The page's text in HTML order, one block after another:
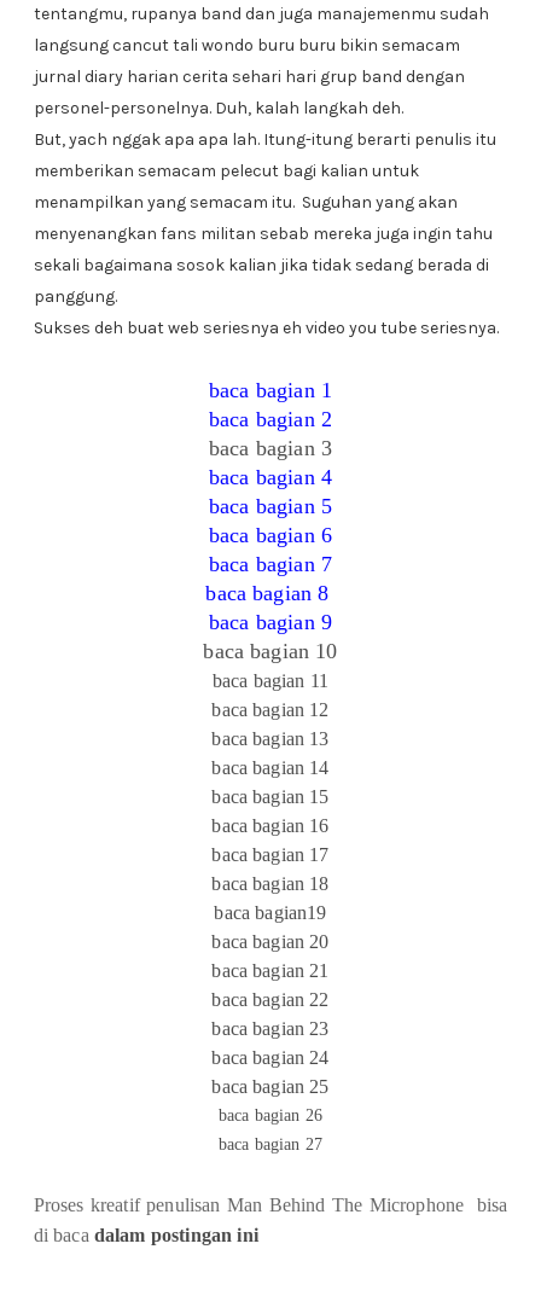
tentangmu, rupanya band dan juga manajemenmu sudah
langsung cancut tali wondo buru buru bikin semacam
jurnal diary harian cerita sehari hari grup band dengan
personel-personelnya. Duh, kalah langkah deh.
But, yach nggak apa apa lah. Itung-itung berarti penulis itu
memberikan semacam pelecut bagi kalian untuk
menampilkan yang semacam itu. Suguhan yang akan
menyenangkan fans militan sebab mereka juga ingin tahu
sekali bagaimana sosok kalian jika tidak sedang berada di
panggung.
Sukses deh buat web seriesnya eh video you tube seriesnya.
baca bagian 1
baca bagian 2
baca bagian 3
baca bagian 4
baca bagian 5
baca bagian 6
baca bagian 7
baca bagian 8
baca bagian 9
baca bagian 10
baca bagian 11
baca bagian 12
baca bagian 13
baca bagian 14
baca bagian 15
baca bagian 16
baca bagian 17
baca bagian 18
baca bagian19
baca bagian 20
baca bagian 21
baca bagian 22
baca bagian 23
baca bagian 24
baca bagian 25
baca bagian 26
baca bagian 27
Proses kreatif penulisan Man Behind The Microphone bisa
di baca dalam postingan ini